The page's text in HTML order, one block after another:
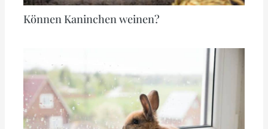
Können Kaninchen weinen?